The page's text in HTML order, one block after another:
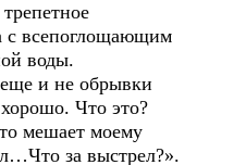
с всепоглощающим
воды.
и не обрывки
Что это?
мешает моему
за выстрел?».